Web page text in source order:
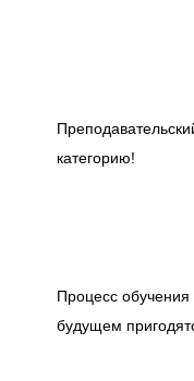
категорию!
Процесс
будущем